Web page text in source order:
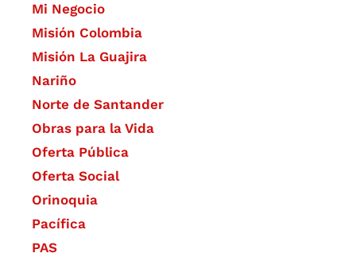
Mi Negocio
Misión Colombia
Misión La Guajira
Nariño
Norte de Santander
Obras para la Vida
Oferta Pública
Oferta Social​​
Orinoquia
Pacífica
PAS